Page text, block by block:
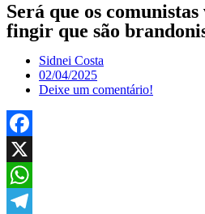
Será que os
fingir que são
Sidnei Costa
02/04/2025
Deixe um comentário!
Facebook
X
WhatsApp